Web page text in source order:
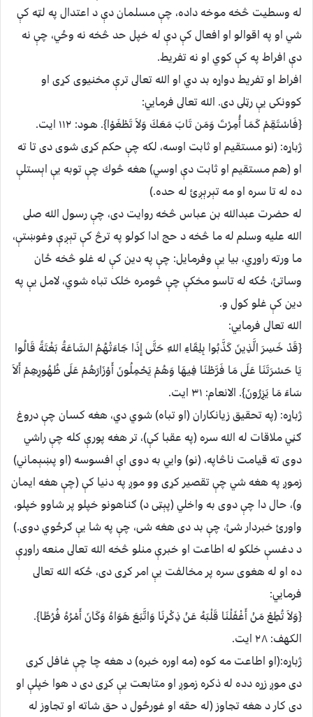
له وسطيت څخه موخه داده، چې مسلمان دې د اعتدال په لټه کې
شي او په اقوالو او افعال کې دې له خپل حد څخه نه وځي، چې نه
دې افراط په کې کوي او نه تفريط.
افراط او تفريط دواړه بد دي او الله تعالى ترې مخنيوى کړى او
کوونکى يې رټلى دى. الله تعالى فرمايي:
{فَاسْتَقِمْ كَمَا أُمِرْتَ وَمَن تَابَ مَعَكَ وَلاَ تَطْغَوْا}. هـود: ۱۱۲ ايت.
ژباړه: (نو مستقيم او ثابت اوسه، لكه چې حكم كړى شوى دى تا ته
او (هم مستقيم او ثابت دې اوسي) هغه څوك چې توبه يې اېستلې
ده له تا سره او مه تېرېږئ له حده.)
له حضرت عبدالله بن عباس څخه روايت دى، چې رسول الله صلى
الله عليه وسلم له ما څخه د حج ادا کولو په ترڅ کې تېږې وغوښتې،
ما ورته راوړي، بيا يې وفرمايل: چې په دين کې له غلو څخه ځان
وساتئ، ځکه له تاسو مخکې چې څومره خلک تباه شوي، لامل يې په
دين کې غلو کول و.
الله تعالى فرمايي:
{قَدْ خَسِرَ الَّذِينَ كَذَّبُوا بِلِقَاءِ اللهِ حَتَّى إِذَا جَاءَتْهُمُ السَّاعَةُ بَغْتَةً قَالُوا
يَا حَسْرَتَنَا عَلَى مَا فَرَّطْنَا فِيهَا وَهُمْ يَحْمِلُونَ أَوْزَارَهُمْ عَلَى ظُهُورِهِمْ أَلاَ
سَاءَ مَا يَزِرُونَ}. الانعام: ۳۱ ايت.
ژباړه: (په تحقيق زيانكاران (او تباه) شوي دي، هغه كسان چې دروغ
ګڼي ملاقات له الله سره (په عقبا كې)، تر هغه پورې كله چې راشي
دوى ته قيامت ناڅاپه، (نو) وايي به دوى اې افسوسه (او پښېماني)
زموږ په هغه شي چې تقصير كړى وو موږ په دنيا كې (چې هغه ايمان
و)، حال دا چې دوى به واخلي (پېټى د) ګناهونو خپلو پر شاوو خپلو،
واورئ خبردار شئ، چې بد دى هغه شى، چې په شا يې ګرځوي دوى.)
د دغسې خلکو له اطاعت او خبرې منلو څخه الله تعالى منعه راوړې
ده او له هغوى سره پر مخالفت يې امر کړى دى، ځكه الله تعالى
فرمايي:
{وَلاَ تُطِعْ مَنْ أَغْفَلْنَا قَلْبَهُ عَنْ ذِكْرِنَا وَاتَّبَعَ هَوَاهُ وَكَانَ أَمْرُهُ فُرُطًا}.
الكهف: ۲۸ ايت.
ژباړه:(او اطاعت مه كوه (مه اوره خبره) د هغه چا چې غافل كړى
دى موږ زړه دده له ذكره زموږ او متابعت يې كړى دى د هوا خپلې او
دى كار د هغه تجاوز (له حقه او غورځول د حق شاته او تجاوز له